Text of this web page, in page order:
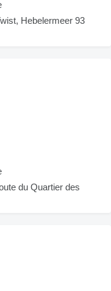
Hebelermeer 93
du Quartier des